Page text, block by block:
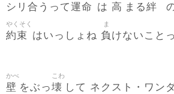
シリ 合 うって運命 は 高 まる絆
約束
やくそく
はいっしょね 負
ま
けないことっ
壁
かべ
をぶっ壊
こわ
して ネクスト・ワン